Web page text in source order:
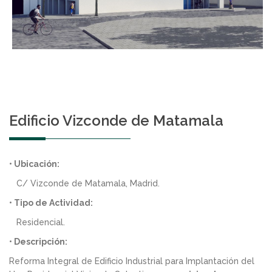
Edificio Vizconde de Matamala
• Ubicación:
C/ Vizconde de Matamala, Madrid.
• Tipo de Actividad:
Residencial.
• Descripción:
Reforma Integral de Edificio Industrial para Implantación del